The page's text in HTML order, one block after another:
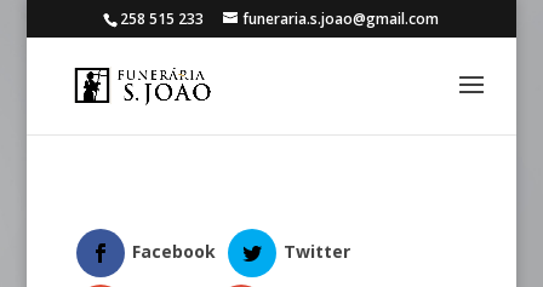
258 515 233 funeraria.s.joao@gmail.com
Facebook Twitter